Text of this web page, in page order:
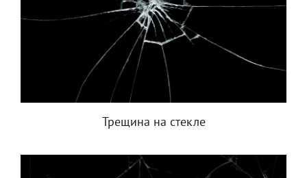
Трещина на стекле